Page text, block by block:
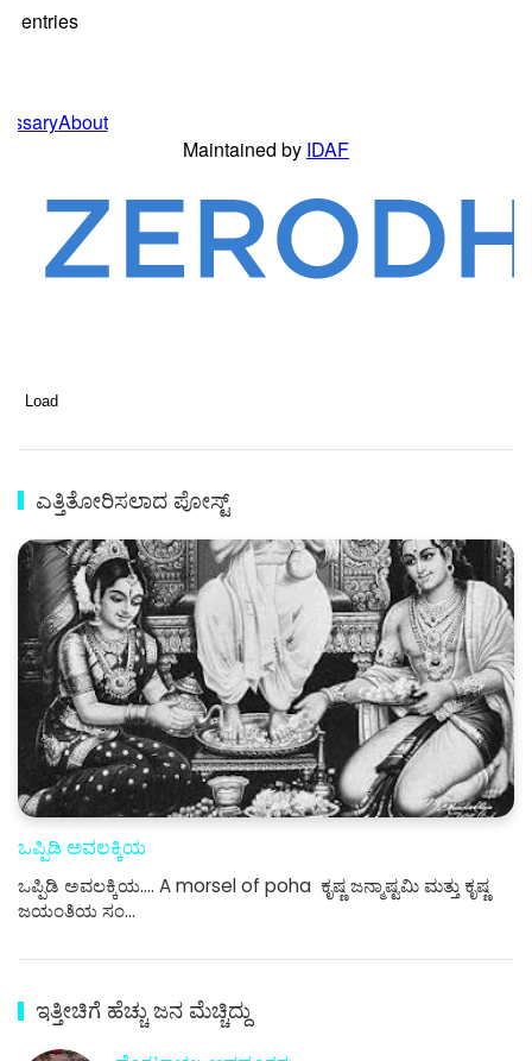
Load
ಎತ್ತಿತೋರಿಸಲಾದ ಪೋಸ್ಟ್
ಒಪ್ಪಿಡಿ ಅವಲಕ್ಕಿಯ
ಒಪ್ಪಿಡಿ ಅವಲಕ್ಕಿಯ.... A morsel of poha ಕೃಷ್ಣ ಜನ್ಮಾಷ್ಟಮಿ ಮತ್ತು ಕೃಷ್ಣ
ಜಯಂತಿಯ ಸಂ…
ಇತ್ತೀಚಿಗೆ ಹೆಚ್ಚು ಜನ ಮೆಚ್ಚಿದ್ದು